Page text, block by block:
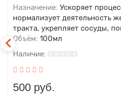
Назначение: Ускоряет
нормализует деятельность
тракта, укрепляет сосуды,
Объём: 100мл
500 руб.